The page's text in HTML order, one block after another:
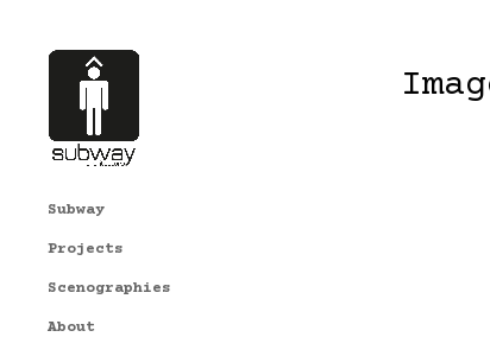
Subway
Projects
Scenographies
About